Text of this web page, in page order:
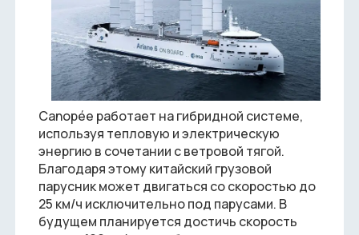
Canopée работает на гибридной системе,
используя тепловую и электрическую
энергию в сочетании с ветровой тягой.
Благодаря этому китайский грузовой
парусник может двигаться со скоростью до
25 км/ч исключительно под парусами. В
будущем планируется достичь скорость